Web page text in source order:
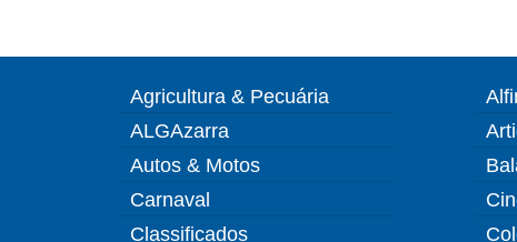
Agricultura & Pecuária
ALGAzarra
Autos & Motos
Carnaval
Classificados